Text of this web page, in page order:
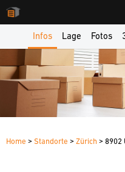
Infos Lage Fotos
Home > Standorte > Zürich > 8902